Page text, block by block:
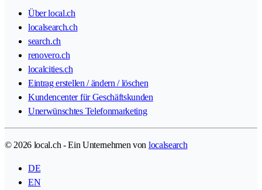
Über local.ch
localsearch.ch
search.ch
renovero.ch
localcities.ch
Eintrag erstellen / ändern / löschen
Kundencenter für Geschäftskunden
Unerwünschtes Telefonmarketing
© 2026 local.ch - Ein Unternehmen von localsearch
DE
EN